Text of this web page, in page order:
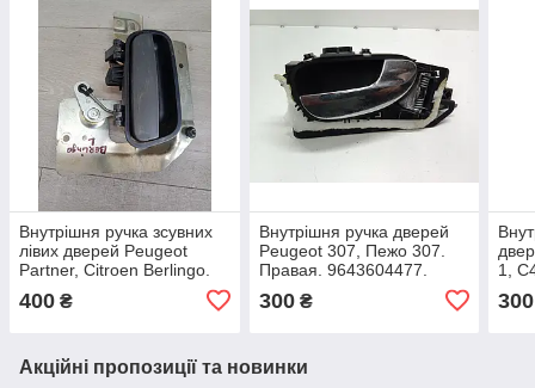
Внутрішня ручка зсувних
лівих дверей Peugeot
Partner, Citroen Berlingo.
1996 – 2007. 9659345680.
400 ₴
Внутрішня ручка дверей
Peugeot 307, Пежо 307.
Правая. 9643604477.
300₴
1,
300
Акційні пропозиції та новинки